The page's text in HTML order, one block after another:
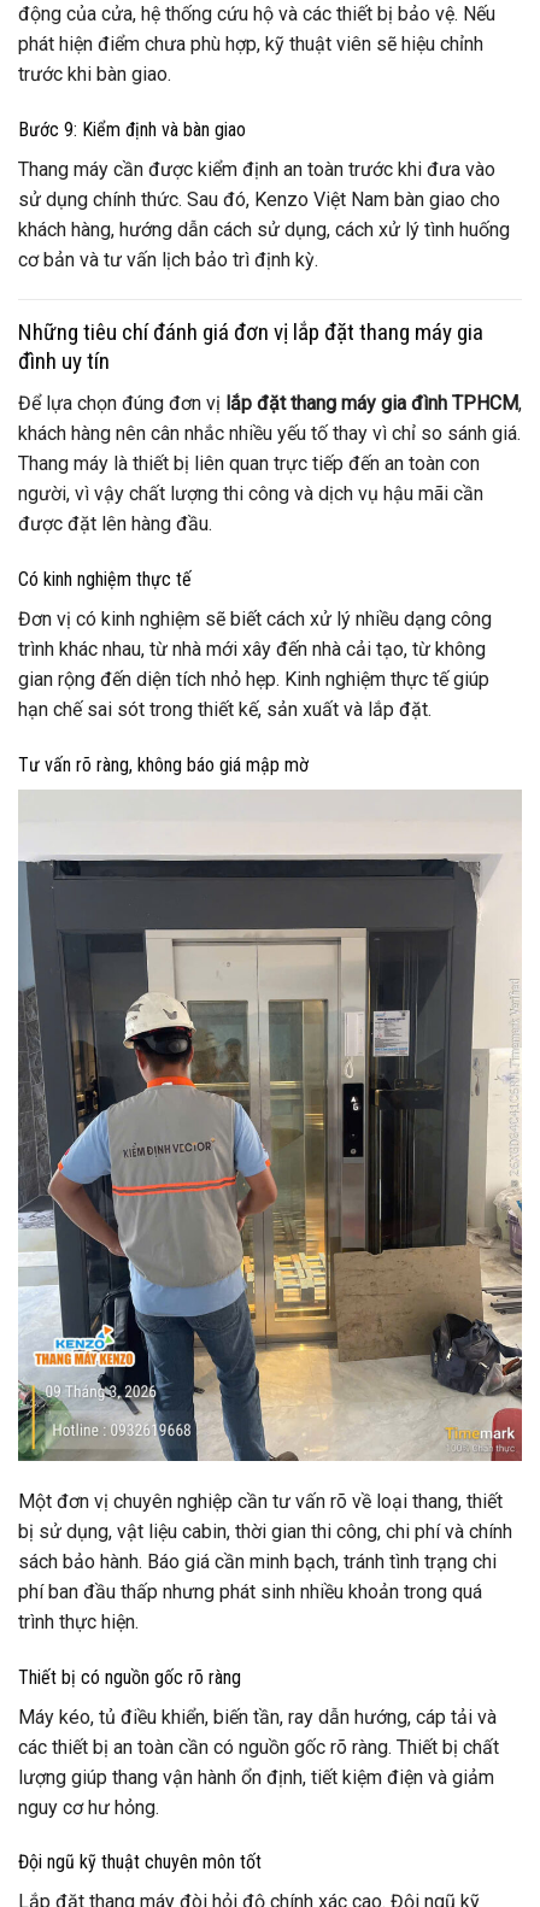
động của cửa, hệ thống cứu hộ và các thiết bị bảo vệ. Nếu
phát hiện điểm chưa phù hợp, kỹ thuật viên sẽ hiệu chỉnh
trước khi bàn giao.
Bước 9: Kiểm định và bàn giao
Thang máy cần được kiểm định an toàn trước khi đưa vào
sử dụng chính thức. Sau đó, Kenzo Việt Nam bàn giao cho
khách hàng, hướng dẫn cách sử dụng, cách xử lý tình huống
cơ bản và tư vấn lịch bảo trì định kỳ.
Những tiêu chí đánh giá đơn vị lắp đặt thang máy gia
đình uy tín
Để lựa chọn đúng đơn vị lắp đặt thang máy gia đình TPHCM,
khách hàng nên cân nhắc nhiều yếu tố thay vì chỉ so sánh giá.
Thang máy là thiết bị liên quan trực tiếp đến an toàn con
người, vì vậy chất lượng thi công và dịch vụ hậu mãi cần
được đặt lên hàng đầu.
Có kinh nghiệm thực tế
Đơn vị có kinh nghiệm sẽ biết cách xử lý nhiều dạng công
trình khác nhau, từ nhà mới xây đến nhà cải tạo, từ không
gian rộng đến diện tích nhỏ hẹp. Kinh nghiệm thực tế giúp
hạn chế sai sót trong thiết kế, sản xuất và lắp đặt.
Tư vấn rõ ràng, không báo giá mập mờ
Một đơn vị chuyên nghiệp cần tư vấn rõ về loại thang, thiết
bị sử dụng, vật liệu cabin, thời gian thi công, chi phí và chính
sách bảo hành. Báo giá cần minh bạch, tránh tình trạng chi
phí ban đầu thấp nhưng phát sinh nhiều khoản trong quá
trình thực hiện.
Thiết bị có nguồn gốc rõ ràng
Máy kéo, tủ điều khiển, biến tần, ray dẫn hướng, cáp tải và
các thiết bị an toàn cần có nguồn gốc rõ ràng. Thiết bị chất
lượng giúp thang vận hành ổn định, tiết kiệm điện và giảm
nguy cơ hư hỏng.
Đội ngũ kỹ thuật chuyên môn tốt
Lắp đặt thang máy đòi hỏi độ chính xác cao. Đội ngũ kỹ